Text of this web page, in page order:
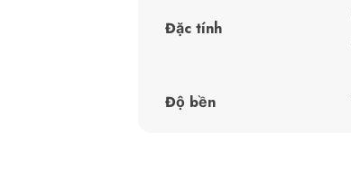
Đặc tính
Độ bền